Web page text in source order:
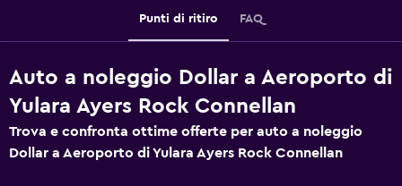
Punti di ritiro FAQ
Auto a noleggio Dollar a Aeroporto di
Yulara Ayers Rock Connellan
Trova e confronta ottime offerte per auto a noleggio
Dollar a Aeroporto di Yulara Ayers Rock Connellan